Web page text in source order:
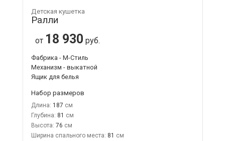
Детская кушетка
Ралли
от 18 930 руб.
Фабрика - М-Стиль
Механизм - выкатной
Ящик для белья
Набор размеров
Длина: 187
Глубина: 81
Высота: 76
Ширина спального места: 81